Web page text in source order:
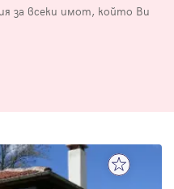
за всеки имот, който Ви